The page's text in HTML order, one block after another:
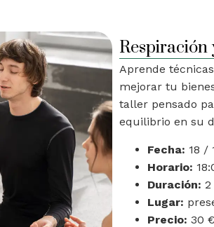
Reservar plaza
en
y cercano para que puedas
Respiración
Aprende
mejorar tu
taller pensado
equilibrio en su
Fecha: 18 /
Horario:
Duración: 2
Lugar:
Precio: 30 €